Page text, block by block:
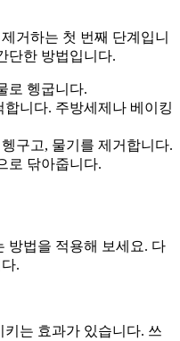
거하는 첫 번째 단계입니
단한 방법입니다.
로 헹굽니다.
니다. 주방세제나 베이킹
구고, 물기를 제거합니다.
로 닦아줍니다.
방법을 적용해 보세요. 다
.
는 효과가 있습니다. 쓰